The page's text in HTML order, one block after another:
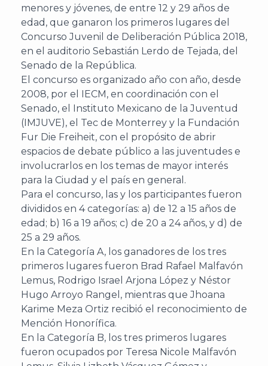
menores y jóvenes, de entre 12 y 29 años de
edad, que ganaron los primeros lugares del
Concurso Juvenil de Deliberación Pública 2018,
en el auditorio Sebastián Lerdo de Tejada, del
Senado de la República.
El concurso es organizado año con año, desde
2008, por el IECM, en coordinación con el
Senado, el Instituto Mexicano de la Juventud
(IMJUVE), el Tec de Monterrey y la Fundación
Fur Die Freiheit, con el propósito de abrir
espacios de debate público a las juventudes e
involucrarlos en los temas de mayor interés
para la Ciudad y el país en general.
Para el concurso, las y los participantes fueron
divididos en 4 categorías: a) de 12 a 15 años de
edad; b) 16 a 19 años; c) de 20 a 24 años, y d) de
25 a 29 años.
En la Categoría A, los ganadores de los tres
primeros lugares fueron Brad Rafael Malfavón
Lemus, Rodrigo Israel Arjona López y Néstor
Hugo Arroyo Rangel, mientras que Jhoana
Karime Meza Ortiz recibió el reconocimiento de
Mención Honorífica.
En la Categoría B, los tres primeros lugares
fueron ocupados por Teresa Nicole Malfavón